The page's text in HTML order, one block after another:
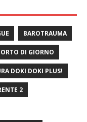
BAROTRAUMA
DI GIORNO
DOKI DOKI PLUS!
2